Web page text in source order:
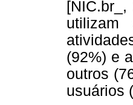
utilizam
(92%) e
outros
usuários